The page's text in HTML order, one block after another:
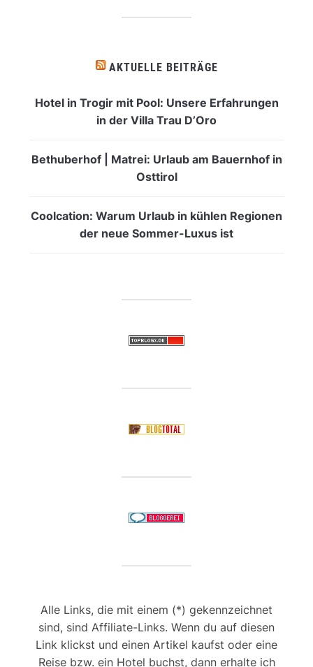
AKTUELLE BEITRÄGE
Hotel in Trogir mit Pool: Unsere Erfahrungen
in der Villa Trau D’Oro
Bethuberhof | Matrei: Urlaub am Bauernhof in
Osttirol
Coolcation: Warum Urlaub in kühlen Regionen
der neue Sommer-Luxus ist
Alle Links, die mit einem (*) gekennzeichnet
sind, sind Affiliate-Links. Wenn du auf diesen
Link klickst und einen Artikel kaufst oder eine
Reise bzw. ein Hotel buchst, dann erhalte ich